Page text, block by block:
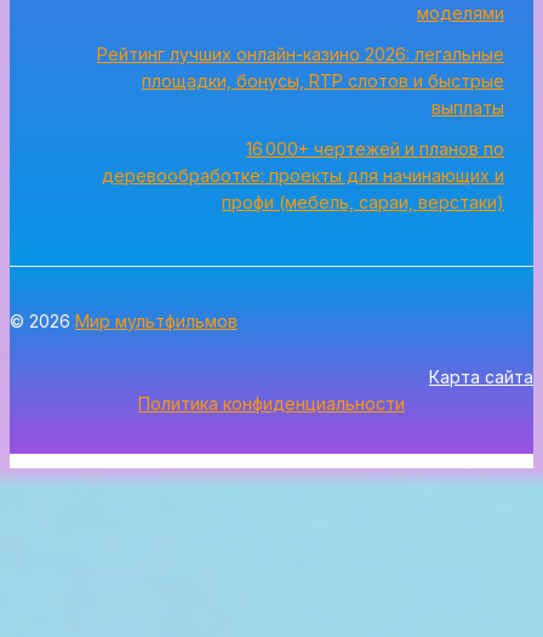
моделями
Рейтинг лучших онлайн-казино 2026: легальные
площадки, бонусы, RTP слотов и быстрые
выплаты
16 000+ чертежей и планов по
деревообработке: проекты для начинающих и
профи (мебель, сараи, верстаки)
© 2026 Мир мультфильмов
Карта сайта
Политика конфиденциальности